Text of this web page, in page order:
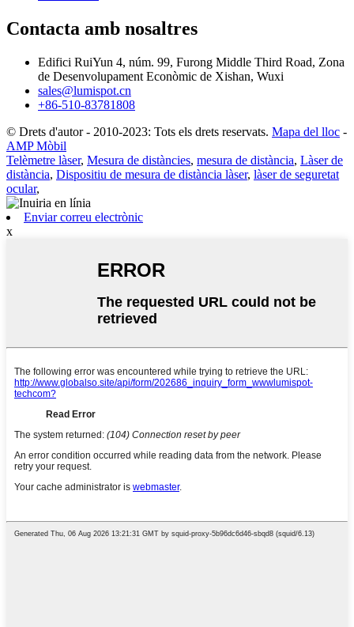
Contacta amb nosaltres
Edifici RuiYun 4, núm. 99, Furong Middle Third Road, Zona
de Desenvolupament Econòmic de Xishan, Wuxi
sales@lumispot.cn
+86-510-83781808
© Drets d'autor - 2010-2023: Tots els drets reservats. Mapa del lloc -
AMP Mòbil
Telèmetre làser, Mesura de distàncies, mesura de distància, Làser de
distància, Dispositiu de mesura de distància làser, làser de seguretat
ocular,
Enviar correu electrònic
x